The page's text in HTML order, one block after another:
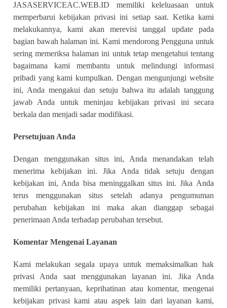
JASASERVICEAC.WEB.ID memiliki keleluasaan untuk
memperbarui kebijakan privasi ini setiap saat. Ketika kami
melakukannya, kami akan merevisi tanggal update pada
bagian bawah halaman ini. Kami mendorong Pengguna untuk
sering memeriksa halaman ini untuk tetap mengetahui tentang
bagaimana kami membantu untuk melindungi informasi
pribadi yang kami kumpulkan. Dengan mengunjungi website
ini, Anda mengakui dan setuju bahwa itu adalah tanggung
jawab Anda untuk meninjau kebijakan privasi ini secara
berkala dan menjadi sadar modifikasi.
Persetujuan Anda
Dengan menggunakan situs ini, Anda menandakan telah
menerima kebijakan ini. Jika Anda tidak setuju dengan
kebijakan ini, Anda bisa meninggalkan situs ini. Jika Anda
terus menggunakan situs setelah adanya pengumuman
perubahan kebijakan ini maka akan dianggap sebagai
penerimaan Anda terhadap perubahan tersebut.
Komentar Mengenai Layanan
Kami melakukan segala upaya untuk memaksimalkan hak
privasi Anda saat menggunakan layanan ini. Jika Anda
memiliki pertanyaan, keprihatinan atau komentar, mengenai
kebijakan privasi kami atau aspek lain dari layanan kami,